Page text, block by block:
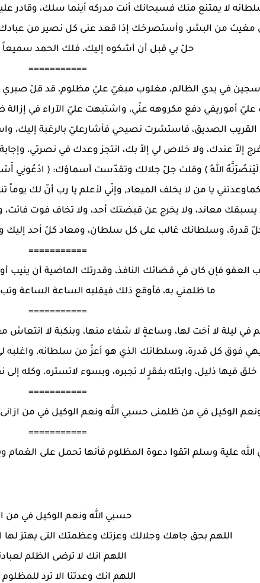
لا يمتنع منك فسبحانك أنت مدركه أينما سلك، وقادر
من البشر، وأستصرخك إذا قعد عنى كل نصير من عبادك،
حلّ بي قبل أن أشكوه إليك، فلك الحمد سميعاً
===========
سجين في يدي الظالم، مغلوب مبغيّ عليّ مظلوم، قد قلّ
عليّ أموريفي دفع مكروهه عنّي، واشتبهت عليّ الآراء في
الصديق، فاستشرت نصيحي فأشارعليّ بالرغبة إليك،
فرج إلاّ عندك، ولا خلاص لي إلاّ بك، انتجز وعدك في نصرتي،
اللهُ ) وقلت جلّ جلالك وتقدّست أسماؤك: ( ادْعُونِي
يا من ﻻ يخلف الميعاد, وإنّي لأعلم يا رب أنّ لك يوماً
معاند، ولا يخرج عن قبضتك أحد، ولا تخاف فوت فائت،
قدرة، وسلطانك غالب على كل سلطان، ومعاد كلّ أحد إليك
===========
العفو فإن كان في قضائك النافذ، وقدرتك الماضية أن
ما ظلمني به، فأوقع ذلك فيقلبه الساعة الساعة وتب
===========
في ليلة ﻻ أخت لها، وساعةٍ ﻻ شفاء منها، وبنكبة ﻻ انتعاش
فوق كل قدرة، وسلطانك الذي هو أعزّ من سلطانه، واغلبه
خلق فيها ذليل، وابتله بفقرٍ ﻻ تجبره، وبسوء ﻻتستره، وكله إلى
===========
الوكيل في من ظلمنى حسبي الله ونعم الوكيل في من
===========
علية وسلم اتقوا دعوة المظلوم فأنها تحمل على الغمام
حسبي الله ونعم الوكيل في من
اللهم بحق جاهك وجلالك وعزتك وعظمتك التى يهتز
اللهم انك لا ترضى الظلم
اللهم انك وعدتنا الا ترد